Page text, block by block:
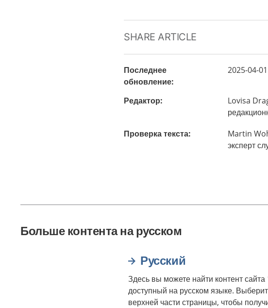
SHARE ARTICLE
Последнее
обновление:
2025-04-01
Редактор: Lovisa
Проверка текста: Martin
эксперт
Больше контента на русском
Русский
Здесь вы можете найти контент сайта
доступный на русском языке.
верхней части страницы, чтобы